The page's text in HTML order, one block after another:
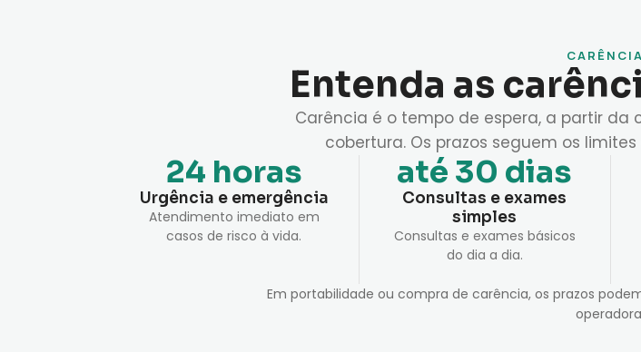
Entenda as
Carência é o tempo de espera, a partir
cobertura. Os prazos seguem os
Urgência e emergência
24 horas
Atendimento imediato em
casos de risco à vida.
Consultas e exames
simples
até 30 dias
Consultas e exames básicos
do dia a dia.
Em portabilidade ou compra de carência, os prazos